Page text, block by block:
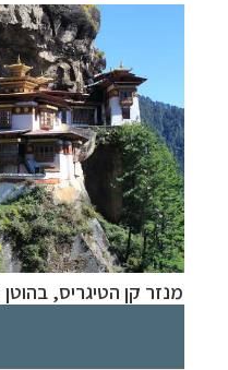
מנזר קן הטיגריס, בהוטן